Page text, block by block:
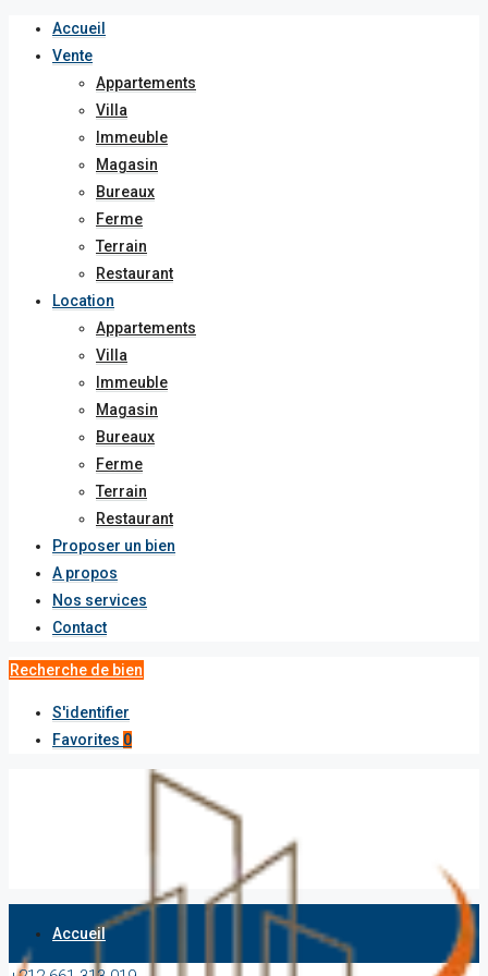
Accueil
Vente
Appartements
Villa
Immeuble
Magasin
Bureaux
Ferme
Terrain
Restaurant
Location
Appartements
Villa
Immeuble
Magasin
Bureaux
Ferme
Terrain
Restaurant
Proposer un bien
A propos
Nos services
Contact
Recherche de bien
S'identifier
Favorites 0
Accueil